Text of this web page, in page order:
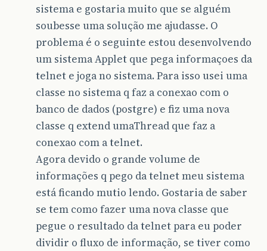
sistema e gostaria muito que se alguém
soubesse uma solução me ajudasse. O
problema é o seguinte estou desenvolvendo
um sistema Applet que pega informaçoes da
telnet e joga no sistema. Para isso usei uma
classe no sistema q faz a conexao com o
banco de dados (postgre) e fiz uma nova
classe q extend umaThread que faz a
conexao com a telnet.
Agora devido o grande volume de
informações q pego da telnet meu sistema
está ficando mutio lendo. Gostaria de saber
se tem como fazer uma nova classe que
pegue o resultado da telnet para eu poder
dividir o fluxo de informação, se tiver como